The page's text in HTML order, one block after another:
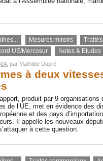
Mesures miroirs
UE/Mercosur Notes & Etudes
, par Mathilde Dupré
à deux
produit par 9
de l’UE, met en évidence des
et des pays
Il appelle les nouveaux
à cette question.